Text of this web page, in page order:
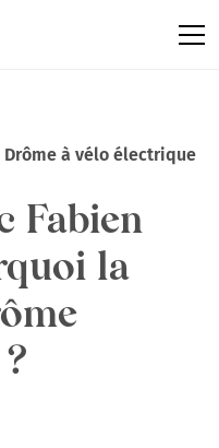
à vélo électrique
Fabien
la